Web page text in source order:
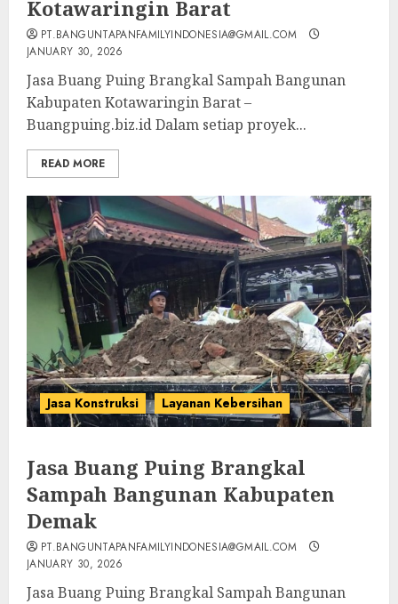
Kotawaringin Barat
PT.BANGUNTAPANFAMILYINDONESIA@GMAIL.COM
JANUARY 30, 2026
Jasa Buang Puing Brangkal Sampah Bangunan
Kabupaten Kotawaringin Barat –
Buangpuing.biz.id Dalam setiap proyek...
READ MORE
Jasa Konstruksi Layanan Kebersihan
Jasa Buang Puing Brangkal
Sampah Bangunan Kabupaten
Demak
PT.BANGUNTAPANFAMILYINDONESIA@GMAIL.COM
JANUARY 30, 2026
Jasa Buang Puing Brangkal Sampah Bangunan